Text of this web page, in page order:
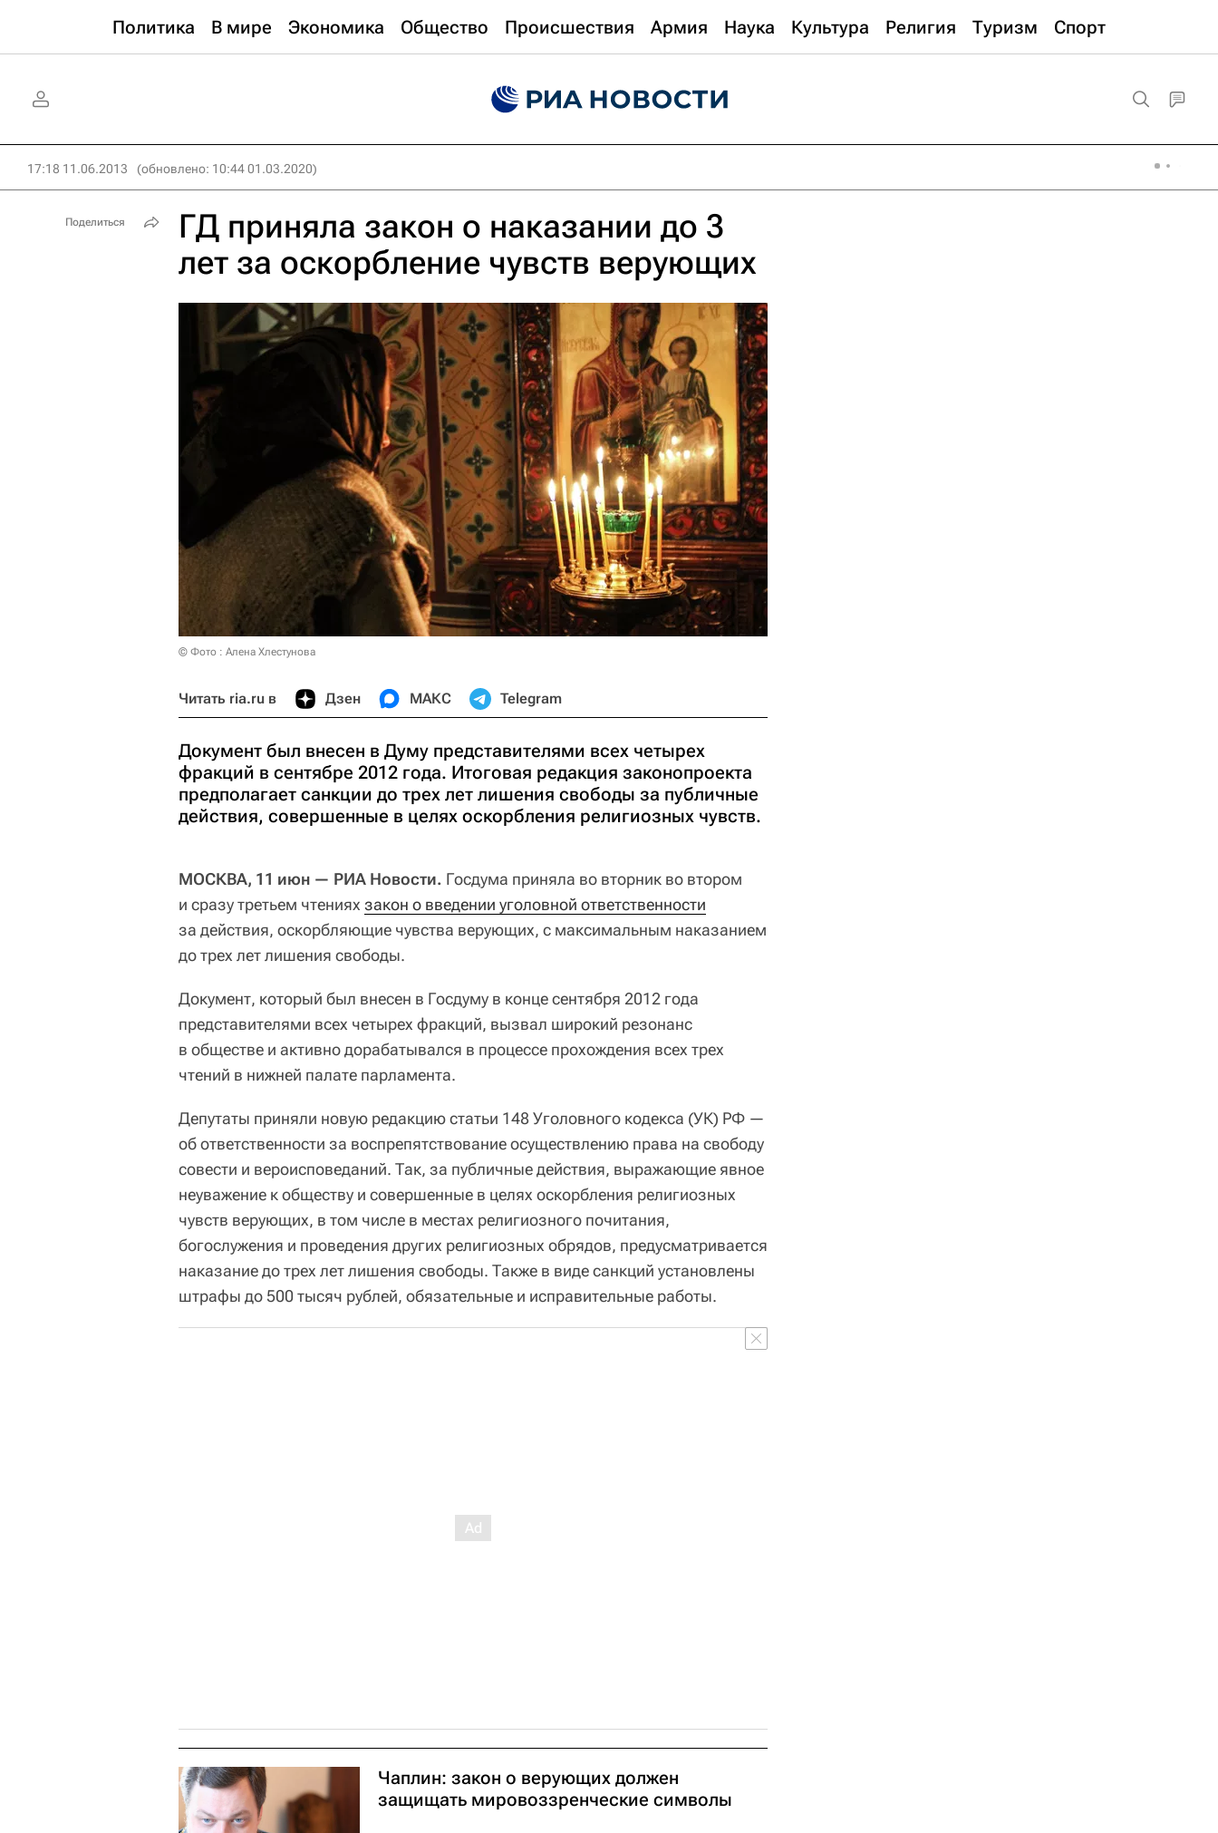
Политика В мире Экономика Общество Происшествия Армия Наука Культура Религия Туризм Спорт
17:18 11.06.2013 (обновлено: 10:44 01.03.2020)
ГД приняла закон о наказании до 3
лет за оскорбление чувств верующих
© Фото : Алена Хлестунова
Читать ria.ru в Дзен МАКС Telegram
Документ был внесен в Думу представителями всех четырех
фракций в сентябре 2012 года. Итоговая редакция законопроекта
предполагает санкции до трех лет лишения свободы за публичные
действия, совершенные в целях оскорбления религиозных чувств.
МОСКВА, 11 июн — РИА Новости. Госдума приняла во вторник во втором
и сразу третьем чтениях закон о введении уголовной ответственности
за действия, оскорбляющие чувства верующих, с максимальным наказанием
до трех лет лишения свободы.
Документ, который был внесен в Госдуму в конце сентября 2012 года
представителями всех четырех фракций, вызвал широкий резонанс
в обществе и активно дорабатывался в процессе прохождения всех трех
чтений в нижней палате парламента.
Депутаты приняли новую редакцию статьи 148 Уголовного кодекса (УК) РФ —
об ответственности за воспрепятствование осуществлению права на свободу
совести и вероисповеданий. Так, за публичные действия, выражающие явное
неуважение к обществу и совершенные в целях оскорбления религиозных
чувств верующих, в том числе в местах религиозного почитания,
богослужения и проведения других религиозных обрядов, предусматривается
наказание до трех лет лишения свободы. Также в виде санкций установлены
штрафы до 500 тысяч рублей, обязательные и исправительные работы.
Чаплин: закон о верующих должен
защищать мировоззренческие символы
Поделиться